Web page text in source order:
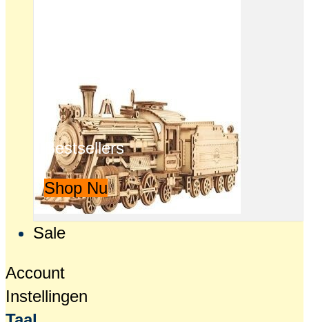
Bestsellers
Shop Nu
Sale
Account
Instellingen